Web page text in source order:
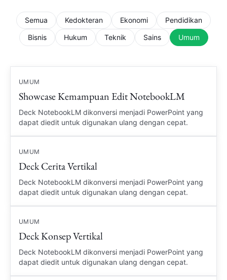
Semua Kedokteran Ekonomi
Pendidikan
Bisnis
Hukum Teknik Sains Umum
UMUM
Showcase Kemampuan Edit NotebookLM
Deck NotebookLM dikonversi menjadi PowerPoint yang
dapat diedit untuk digunakan ulang dengan cepat.
UMUM
Deck Cerita Vertikal
Deck NotebookLM dikonversi menjadi PowerPoint yang
dapat diedit untuk digunakan ulang dengan cepat.
UMUM
Deck Konsep Vertikal
Deck NotebookLM dikonversi menjadi PowerPoint yang
dapat diedit untuk digunakan ulang dengan cepat.